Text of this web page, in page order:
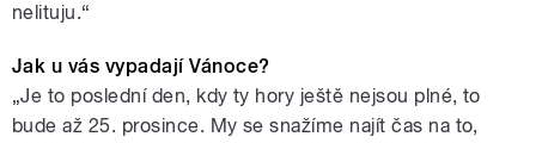
nelituju.“
Jak u vás vypadají Vánoce?
„Je to poslední den, kdy ty hory ještě nejsou plné, to
bude až 25. prosince. My se snažíme najít čas na to,